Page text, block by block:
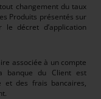
changement du taux
Produits présentés sur
décret d’application
associée à un compte
banque du Client est
et des frais bancaires,